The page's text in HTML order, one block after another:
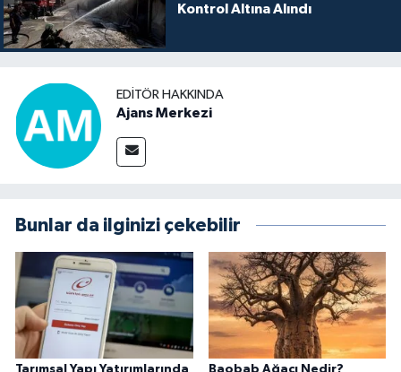
Kontrol Altına Alındı
EDITÖR HAKKINDA
Ajans Merkezi
Bunlar da ilginizi çekebilir